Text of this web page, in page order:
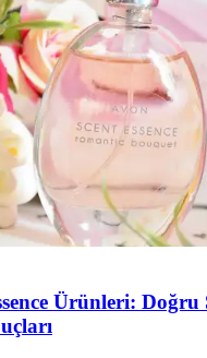
Ürünleri: Doğru